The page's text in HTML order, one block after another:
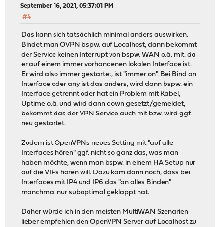
September 16, 2021, 05:37:01 PM
#4
Das kann sich tatsächlich minimal anders auswirken.
Bindet man OVPN bspw. auf Localhost, dann bekommt
der Service keinen Interrupt von bspw. WAN o.ä. mit, da
er auf einem immer vorhandenen lokalen Interface ist.
Er wird also immer gestartet, ist "immer on". Bei Bind an
Interface oder any ist das anders, wird dann bspw. ein
Interface getrennt oder hat ein Problem mit Kabel,
Uptime o.ä. und wird dann down gesetzt/gemeldet,
bekommt das der VPN Service auch mit bzw. wird ggf.
neu gestartet.
Zudem ist OpenVPNs neues Setting mit "auf alle
Interfaces hören" ggf. nicht so ganz das, was man
haben möchte, wenn man bspw. in einem HA Setup nur
auf die VIPs hören will. Dazu kam dann noch, dass bei
Interfaces mit IP4 und IP6 das "an alles Binden"
manchmal nur suboptimal geklappt hat.
Daher würde ich in den meisten MultiWAN Szenarien
lieber empfehlen den OpenVPN Server auf Localhost zu